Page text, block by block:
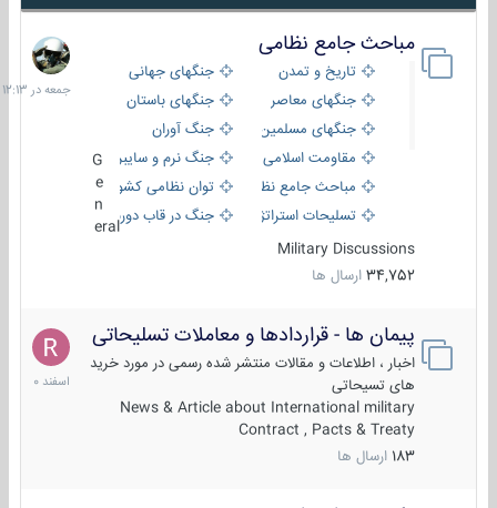
مباحث جامع نظامی
تاریخ و تمدن
جنگهای جهانی
جنگهای معاصر
جنگهای باستان
جنگهای مسلمین
جنگ آوران
مقاومت اسلامی
جنگ نرم و سایبری
مباحث جامع نظامی
توان نظامی کشورها
تسلیحات استراتژیک
جنگ در قاب دوربین
eral
Military Discussions
34,752 ارسال ها
جمعه
در
12:13
پیمان ها - قراردادها و معاملات تسلیحاتی
اخبار ، اطلاعات و مقالات منتشر شده رسمی در مورد خرید
های تسیحاتی
News & Article about International military
Contract , Pacts & Treaty
183 ارسال ها
7
اسفند
1400